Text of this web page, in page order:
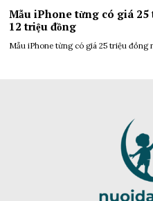
Mẫu iPhone từng có giá 25
12 triệu đồng
Mẫu iPhone từng có giá 25 triệu đồng